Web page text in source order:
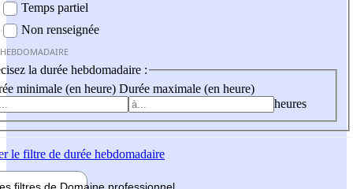
Temps partiel
Non renseignée
la durée hebdomadaire :
minimale (en heure) Durée maximale (en heure)
heures
le filtre de durée hebdomadaire